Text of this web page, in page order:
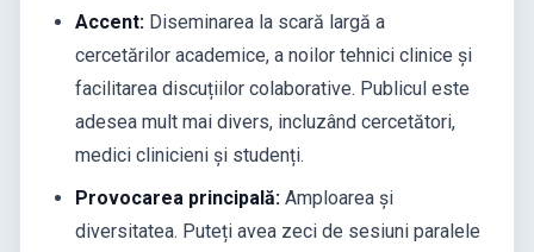
Accent: Diseminarea la scară largă a
cercetărilor academice, a noilor tehnici clinice și
facilitarea discuțiilor colaborative. Publicul este
adesea mult mai divers, incluzând cercetători,
medici clinicieni și studenți.
Provocarea principală: Amploarea și
diversitatea. Puteți avea zeci de sesiuni paralele